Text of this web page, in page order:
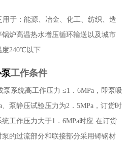
用于：能源、冶金、化工、纺织、造
炉高温热水增压循环输送以及城市
度240℃以下
工作条件
泵系统高工作压力 ≤1．6MPa，即泵吸
泵静压试验压力为2．5MPa，订货时
工作压力大于1．6MPa时应 在订货
的过流部分和联接部分采用铸钢材